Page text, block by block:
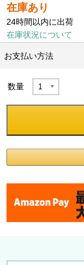
在庫あり
24時間以内に出荷
在庫状況について
お支払い方法
数量